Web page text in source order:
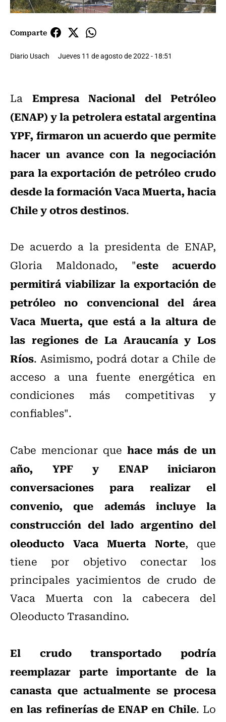
Comparte
Diario Usach Jueves 11 de agosto de 2022 - 18:51
La Empresa Nacional del Petróleo
(ENAP) y la petrolera estatal argentina
YPF, firmaron un acuerdo que permite
hacer un avance con la negociación
para la exportación de petróleo crudo
desde la formación Vaca Muerta, hacia
Chile y otros destinos.
De acuerdo a la presidenta de ENAP,
Gloria Maldonado, "este acuerdo
permitirá viabilizar la exportación de
petróleo no convencional del área
Vaca Muerta, que está a la altura de
las regiones de La Araucanía y Los
Ríos. Asimismo, podrá dotar a Chile de
acceso a una fuente energética en
condiciones más competitivas y
confiables".
Cabe mencionar que hace más de un
año, YPF y ENAP iniciaron
conversaciones para realizar el
convenio, que además incluye la
construcción del lado argentino del
oleoducto Vaca Muerta Norte, que
tiene por objetivo conectar los
principales yacimientos de crudo de
Vaca Muerta con la cabecera del
Oleoducto Trasandino.
El crudo transportado podría
reemplazar parte importante de la
canasta que actualmente se procesa
en las refinerías de ENAP en Chile. Lo